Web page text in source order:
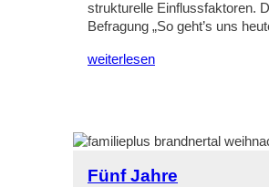
strukturelle Einflussfaktoren.
Befragung „So geht’s uns
weiterlesen
Fünf Jahre